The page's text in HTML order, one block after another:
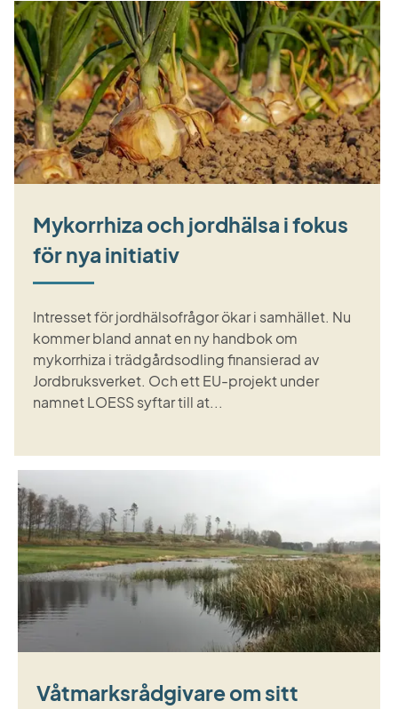
Mykorrhiza och jordhälsa i fokus
för nya initiativ
Intresset för jordhälsofrågor ökar i samhället. Nu
kommer bland annat en ny handbok om
mykorrhiza i trädgårdsodling finansierad av
Jordbruksverket. Och ett EU-projekt under
namnet LOESS syftar till at...
Våtmarksrådgivare om sitt